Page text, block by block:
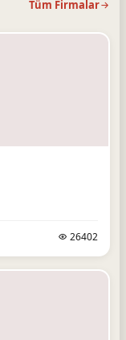
Tüm Firmalar
26402